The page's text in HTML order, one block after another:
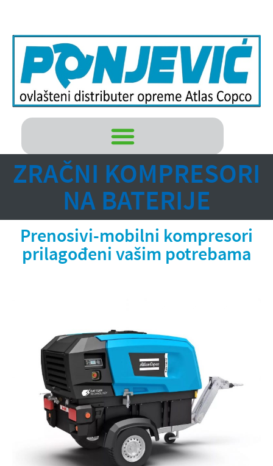
ZRAČNI KOMPRESORI
NA BATERIJE
Prenosivi-mobilni kompresori
prilagođeni vašim potrebama